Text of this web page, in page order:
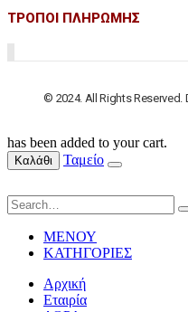
ΤΡΟΠΟΙ ΠΛΗΡΩΜΗΣ
© 2024. All Rights
has been added to your cart.
Καλάθι Ταμείο
ΜΕΝΟΥ
ΚΑΤΗΓΟΡΙΕΣ
Αρχική
Εταιρία